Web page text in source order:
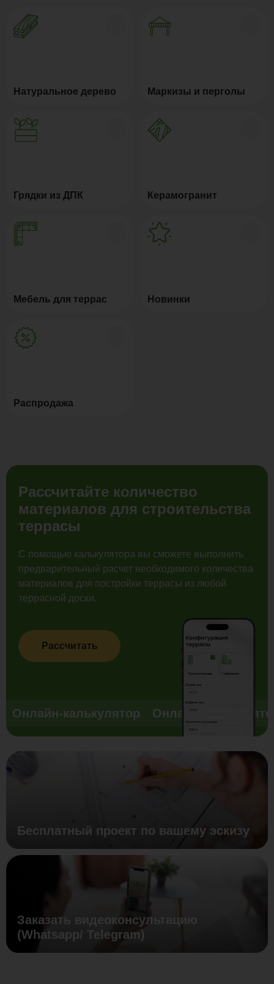
Натуральное дерево Маркизы и перголы
Грядки из ДПК Керамогранит
Мебель для террас Новинки
Распродажа
Рассчитайте количество
материалов для строительства
террасы
С помощью калькулятора вы сможете выполнить
предварительный расчет необходимого количества
материалов для постройки террасы из любой
террасной доски.
Рассчитать
Онлайн-калькулятор Онлайн-
Бесплатный проект по вашему эскизу
Заказать видеоконсультацию
(Whatsapp/ Telegram)